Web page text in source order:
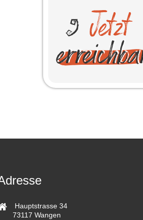
Hauptstrasse 34
73117 Wangen